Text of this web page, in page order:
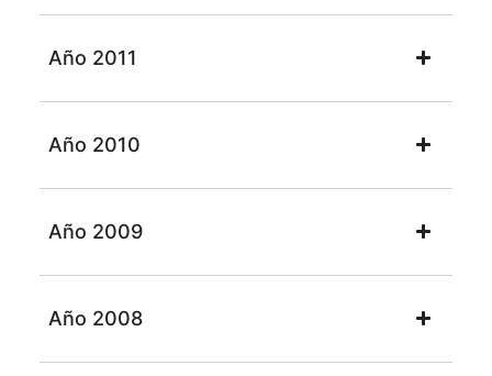
Año 2011
Año 2010
Año 2009
Año 2008